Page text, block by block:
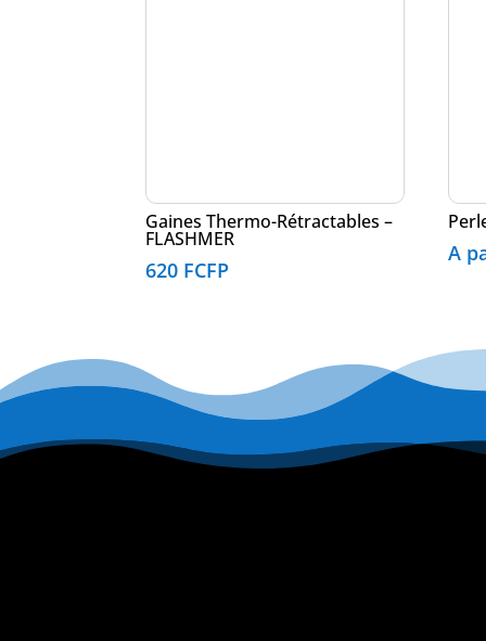
Gaines Thermo-Rétractables –
FLASHMER
620 FCFP
A